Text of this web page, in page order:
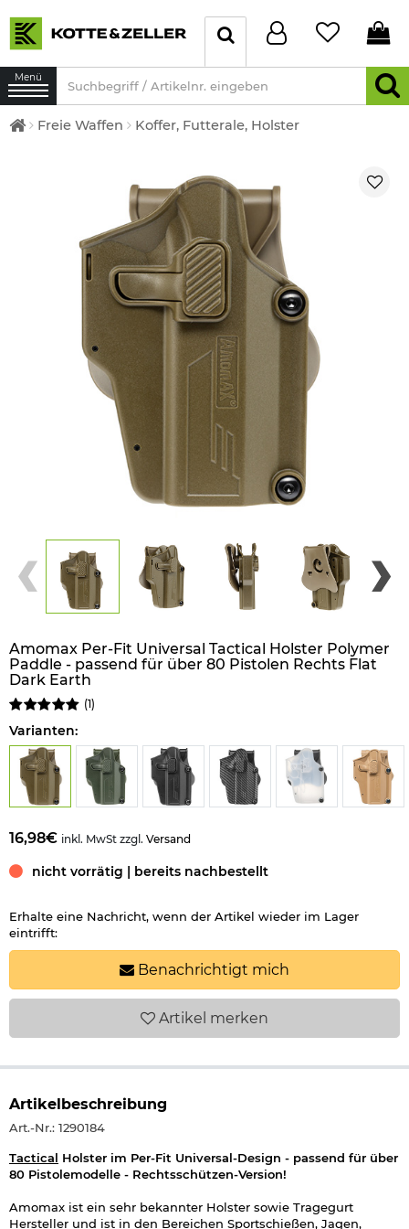
Menü
Freie Waffen Koffer, Futterale, Holster
Amomax Per-Fit Universal Tactical Holster Polymer
Paddle - passend für über 80 Pistolen Rechts Flat
Dark Earth
(1 )
Varianten:
16,98€ inkl. MwSt zzgl. Versand
nicht vorrätig | bereits nachbestellt
Erhalte eine Nachricht, wenn der Artikel wieder im Lager
eintrifft:
Benachrichtigt mich
Artikel merken
Artikelbeschreibung
Art.-Nr.: 1290184
Tactical Holster im Per-Fit Universal-Design - passend für über
80 Pistolemodelle - Rechtsschützen-Version!
Amomax ist ein sehr bekannter Holster sowie Tragegurt
Hersteller und ist in den Bereichen Sportschießen, Jagen,